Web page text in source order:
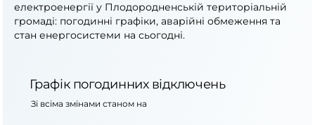
електроенергії у Плодородненській територіальній
громаді: погодинні графіки, аварійні обмеження та
стан енергосистеми на сьогодні.
Графік погодинних відключень
Зі всіма змінами станом на